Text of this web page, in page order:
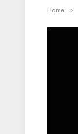
Home »